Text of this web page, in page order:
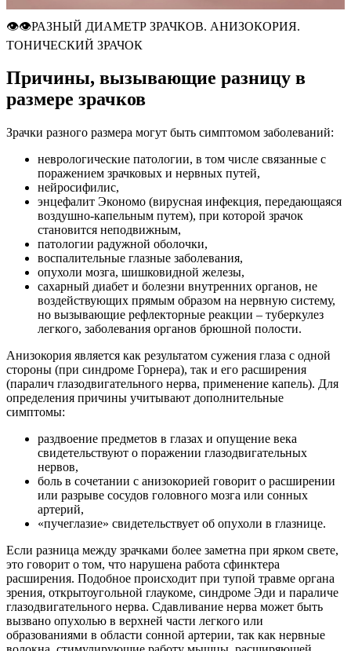
👁👁РАЗНЫЙ ДИАМЕТР ЗРАЧКОВ. АНИЗОКОРИЯ.
ТОНИЧЕСКИЙ ЗРАЧОК
Причины, вызывающие разницу в
размере зрачков
Зрачки разного размера могут быть симптомом заболеваний:
неврологические патологии, в том числе связанные с
поражением зрачковых и нервных путей,
нейросифилис,
энцефалит Экономо (вирусная инфекция, передающаяся
воздушно-капельным путем), при которой зрачок
становится неподвижным,
патологии радужной оболочки,
воспалительные глазные заболевания,
опухоли мозга, шишковидной железы,
сахарный диабет и болезни внутренних органов, не
воздействующих прямым образом на нервную систему,
но вызывающие рефлекторные реакции – туберкулез
легкого, заболевания органов брюшной полости.
Анизокория является как результатом сужения глаза с одной
стороны (при синдроме Горнера), так и его расширения
(паралич глазодвигательного нерва, применение капель). Для
определения причины учитывают дополнительные
симптомы:
раздвоение предметов в глазах и опущение века
свидетельствуют о поражении глазодвигательных
нервов,
боль в сочетании с анизокорией говорит о расширении
или разрыве сосудов головного мозга или сонных
артерий,
«пучеглазие» свидетельствует об опухоли в глазнице.
Если разница между зрачками более заметна при ярком свете,
это говорит о том, что нарушена работа сфинктера
расширения. Подобное происходит при тупой травме органа
зрения, открытоугольной глаукоме, синдроме Эди и параличе
глазодвигательного нерва. Сдавливание нерва может быть
вызвано опухолью в верхней части легкого или
образованиями в области сонной артерии, так как нервные